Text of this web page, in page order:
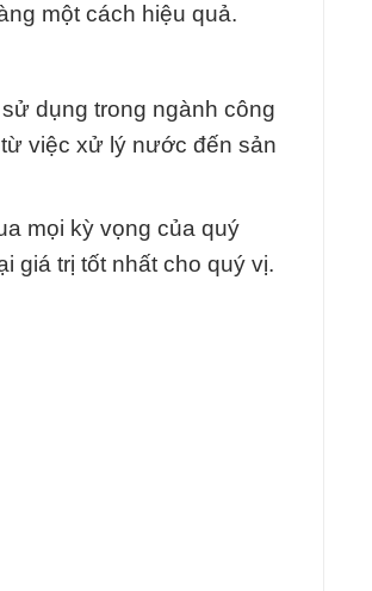
một cách hiệu quả.
dụng trong ngành công
việc xử lý nước đến sản
mọi kỳ vọng của quý
giá trị tốt nhất cho quý vị.